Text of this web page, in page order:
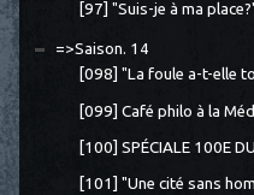
[97] "Suis-je à ma
=>Saison. 14
[098] "La foule a-t-elle
[099] Café philo à la
[100] SPÉCIALE 100E
[101] "Une cité sans